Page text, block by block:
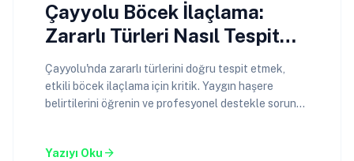
Çayyolu Böcek İlaçlama:
Zararlı Türleri Nasıl Tespit
Edilir?
Çayyolu'nda zararlı türlerini doğru tespit etmek,
etkili böcek ilaçlama için kritik. Yaygın haşere
belirtilerini öğrenin ve profesyonel destekle sorunu
Yazıyı Oku arrow_forward